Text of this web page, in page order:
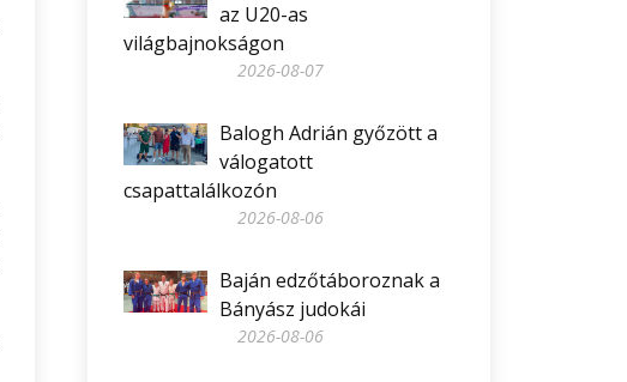
az U20-as
világbajnokságon
2026-08-07
Balogh Adrián győzött a
válogatott
csapattalálkozón
2026-08-06
Baján edzőtáboroznak a
Bányász judokái
2026-08-06